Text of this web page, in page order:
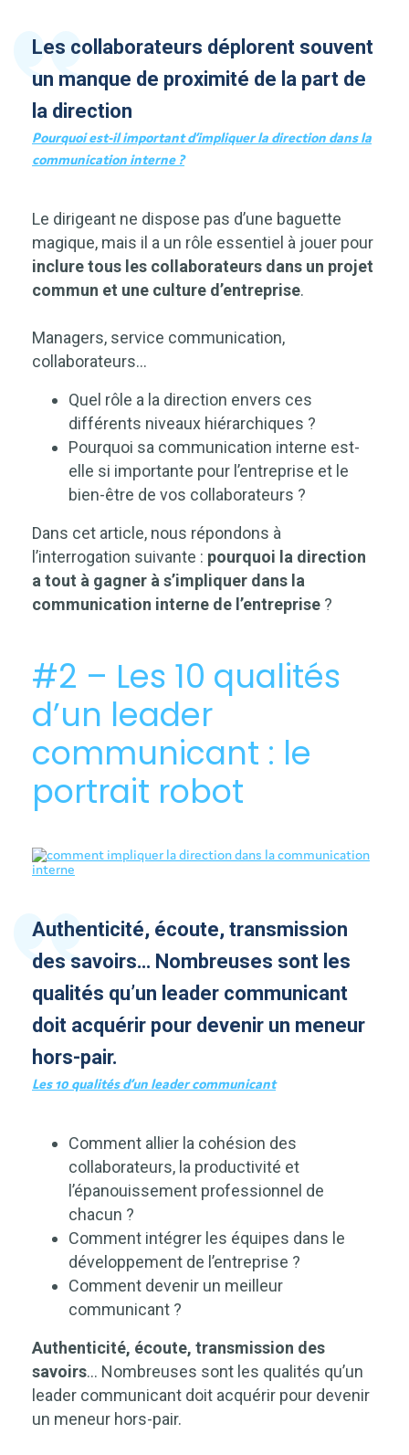
Les collaborateurs déplorent souvent
un manque de proximité de la part de
la direction
Pourquoi est-il important d’impliquer la direction dans la
communication interne ?
Le dirigeant ne dispose pas d’une baguette
magique, mais il a un rôle essentiel à jouer pour
inclure tous les collaborateurs dans un projet
commun et une culture d’entreprise.
Managers, service communication,
collaborateurs…
Quel rôle a la direction envers ces
différents niveaux hiérarchiques ?
Pourquoi sa communication interne est-
elle si importante pour l’entreprise et le
bien-être de vos collaborateurs ?
Dans cet article, nous répondons à
l’interrogation suivante : pourquoi la direction
a tout à gagner à s’impliquer dans la
communication interne de l’entreprise ?
#2 – Les 10 qualités
d’un leader
communicant : le
portrait robot
Authenticité, écoute, transmission
des savoirs… Nombreuses sont les
qualités qu’un leader communicant
doit acquérir pour devenir un meneur
hors-pair.
Les 10 qualités d’un leader communicant
Comment allier la cohésion des
collaborateurs, la productivité et
l’épanouissement professionnel de
chacun ?
Comment intégrer les équipes dans le
développement de l’entreprise ?
Comment devenir un meilleur
communicant ?
Authenticité, écoute, transmission des
savoirs… Nombreuses sont les qualités qu’un
leader communicant doit acquérir pour devenir
un meneur hors-pair.